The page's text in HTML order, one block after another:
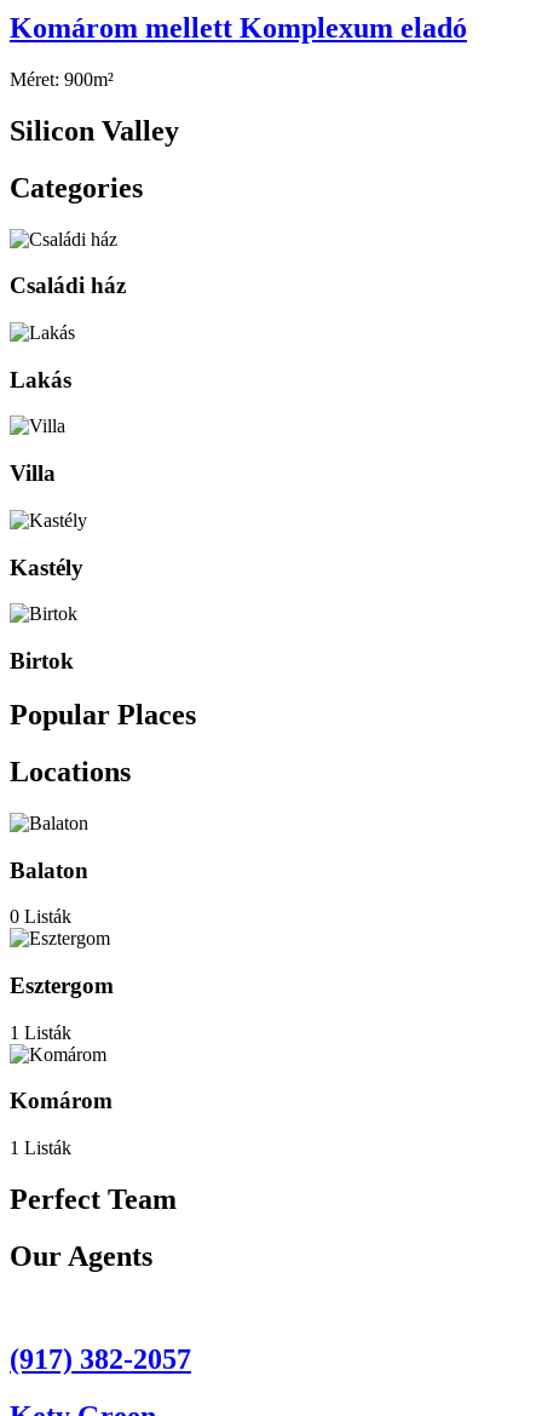
Komárom mellett Komplexum eladó
Méret: 900m²
Silicon Valley
Categories
Családi ház
Lakás
Villa
Kastély
Birtok
Popular Places
Locations
Balaton
0 Listák
Esztergom
1 Listák
Komárom
1 Listák
Perfect Team
Our Agents
(917) 382-2057